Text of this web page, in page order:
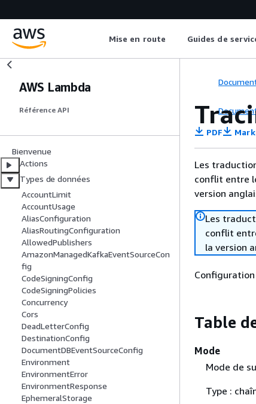
Mise en route Guides de
AWS Lambda
Référence API
Bienvenue
Actions
Types de données
AccountLimit
AccountUsage
AliasConfiguration
AliasRoutingConfiguration
AllowedPublishers
AmazonManagedKafkaEventSourceCon
fig
CodeSigningConfig
CodeSigningPolicies
Concurrency
Cors
DeadLetterConfig
DestinationConfig
DocumentDBEventSourceConfig
Environment
EnvironmentError
EnvironmentResponse
EphemeralStorage
PDF
Les
conflit entre
version
Les
conflit
la version
Table
Mode
Mode de
Type :